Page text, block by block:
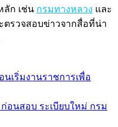
ลัก เช่น กรมทางหลวง และ
ตรวจสอบข่าวจากสื่อที่น่า
นเริ่มงานราชการเพื่อ
อนสอบ ระเบียบใหม่ กรม